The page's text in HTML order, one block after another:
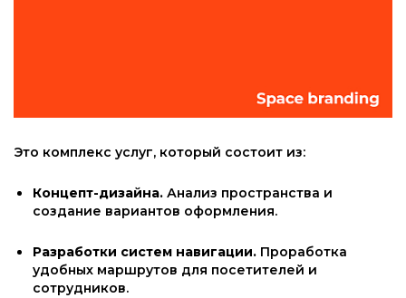
Это комплекс услуг, который состоит из:
Концепт-дизайна. Анализ пространства и
создание вариантов оформления.
Разработки систем навигации. Проработка
удобных маршрутов для посетителей и
сотрудников.